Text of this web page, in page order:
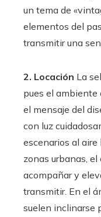
un tema de
elementos del
transmitir una
2. Locación La
pues el
el mensaje del
con luz
escenarios al aire
zonas urbanas,
acompañar y
transmitir. En el
suelen inclinarse